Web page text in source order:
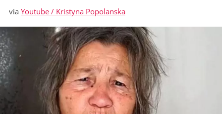
via Youtube / Kristyna Popolanska